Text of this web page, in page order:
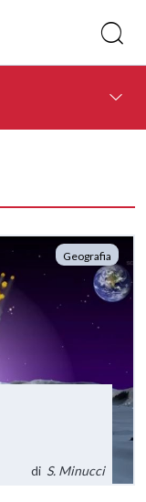
Geografia
di S. Minucci